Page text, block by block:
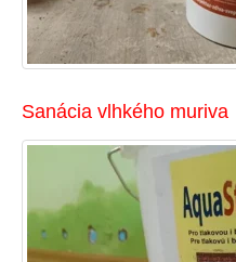
Sanácia vlhkého muriva